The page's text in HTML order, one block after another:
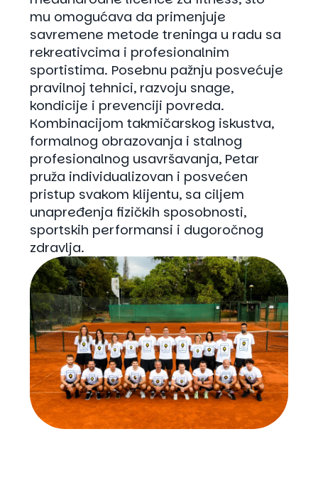
mu omogućava da primenjuje
savremene metode treninga u radu sa
rekreativcima i profesionalnim
sportistima. Posebnu pažnju posvećuje
pravilnoj tehnici, razvoju snage,
kondicije i prevenciji povreda.
Kombinacijom takmičarskog iskustva,
formalnog obrazovanja i stalnog
profesionalnog usavršavanja, Petar
pruža individualizovan i posvećen
pristup svakom klijentu, sa ciljem
unapređenja fizičkih sposobnosti,
sportskih performansi i dugoročnog
zdravlja.